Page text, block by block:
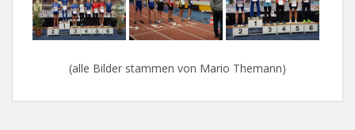
(alle Bilder stammen von Mario Themann)